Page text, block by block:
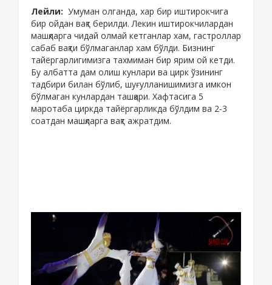
Лейли: Умуман олганда, хар бир иштирокчига
бир ойдан вақт берилди. Лекин иштирокчилардан
машқларга чидай олмай кетганлар хам, гастроллар
сабаб вақти бўлмаганлар хам бўлди. Бизнинг
тайёргарлигимизга тахмиман бир ярим ой кетди.
Бу албатта дам олиш кунлари ва цирк ўзининг
тадбири билан бўлиб, шуғулланишимизга имкон
бўлмаган кунлардан ташқари. Хафтасига 5
маротаба циркда тайёргарликда бўлдим ва 2-3
соатдан машқларга вақт ажратдим.